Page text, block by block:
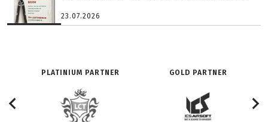
23.07.2026
PLATINIUM PARTNER GOLD PARTNER